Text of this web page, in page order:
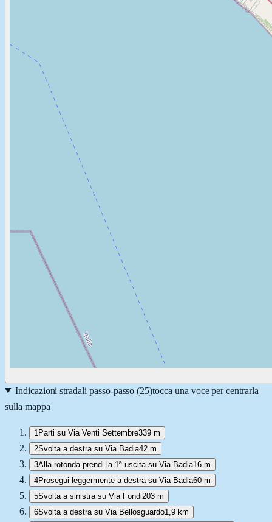
Indicazioni stradali passo-passo (25)tocca una voce per centrarla
sulla mappa
1 Parti su Via Venti Settembre339 m
2Svolta a destra su Via Badia42 m
3Alla rotonda prendi la 1ª uscita su Via Badia16 m
4Prosegui leggermente a destra su Via Badia60 m
5Svolta a sinistra su Via Fondi203 m
6Svolta a destra su Via Bellosguardo1,9 km